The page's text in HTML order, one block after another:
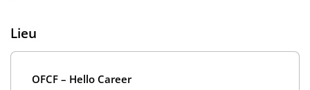
Lieu
OFCF – Hello Career